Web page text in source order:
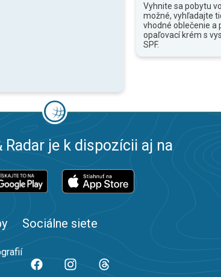
Vyhnite sa pobytu
možné, vyhľadajte
vhodné oblečenie a
opaľovací krém s
SPF.
Radar je k dispozícii aj na
Sociálne siete